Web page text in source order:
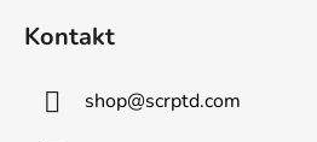
Kontakt
shop@scrptd.com